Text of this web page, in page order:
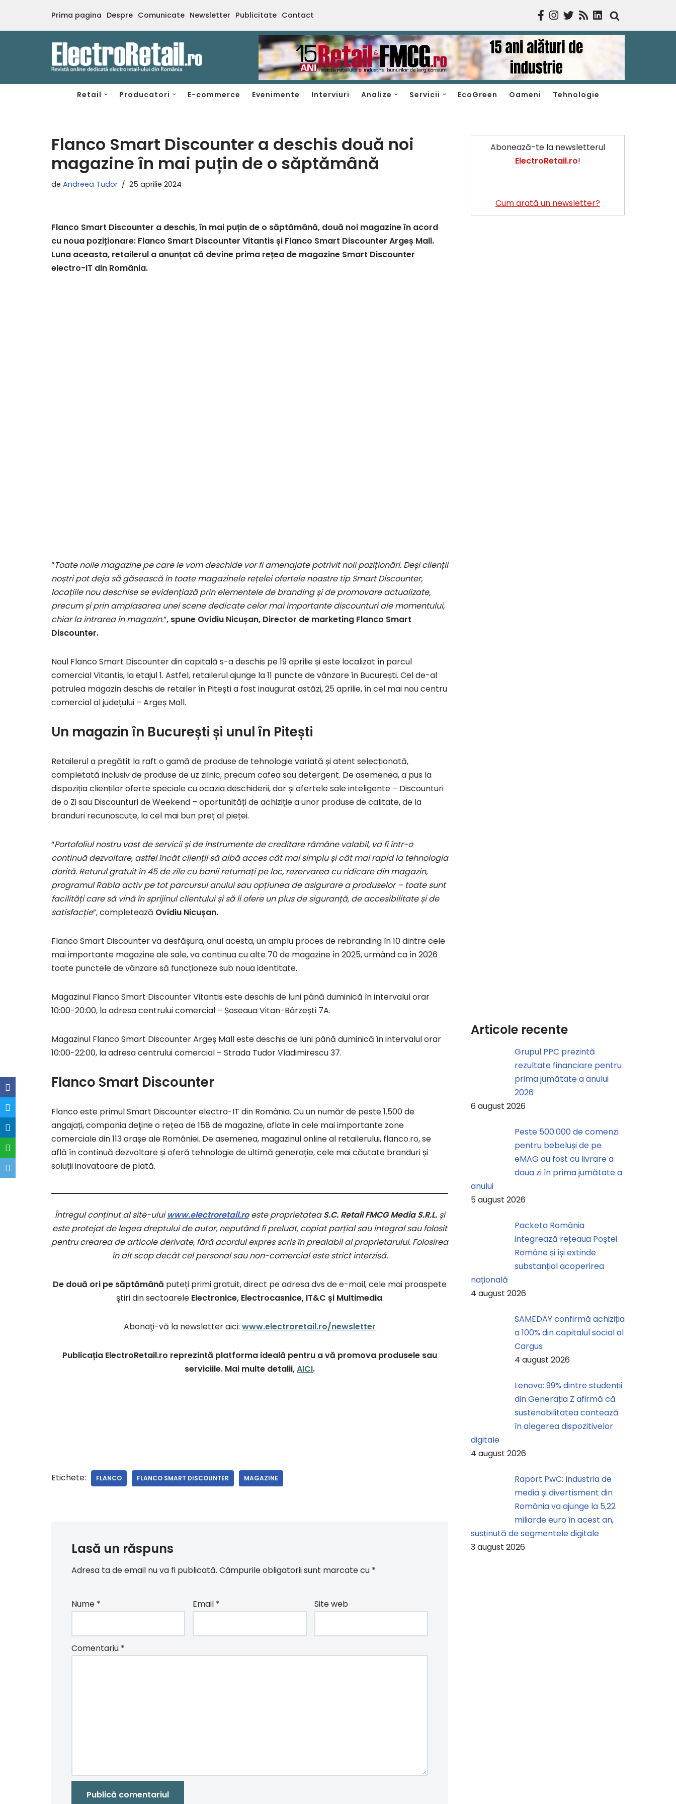
Sari
Prima pagina Despre Comunicate Newsletter Publicitate Contact
Retail Producatori E-commerce Evenimente Interviuri Analize Servicii EcoGreen Oameni Tehnologie
Flanco Smart Discounter a deschis două noi
magazine în mai puțin de o săptămână
de Andreea Tudor 25 aprilie 2024
Flanco Smart Discounter a deschis, în mai puțin de o săptămână, două noi magazine în acord
cu noua poziționare: Flanco Smart Discounter Vitantis și Flanco Smart Discounter Argeș Mall.
Luna aceasta, retailerul a anunțat că devine prima rețea de magazine Smart Discounter
electro-IT din România.
“Toate noile magazine pe care le vom deschide vor fi amenajate potrivit noii poziționări. Deși clienții
noștri pot deja să găsească în toate magazinele rețelei ofertele noastre tip Smart Discounter,
locațiile nou deschise se evidențiază prin elementele de branding și de promovare actualizate,
precum și prin amplasarea unei scene dedicate celor mai importante discounturi ale momentului,
chiar la intrarea în magazin.”, spune Ovidiu Nicușan, Director de marketing Flanco Smart
Discounter.
Noul Flanco Smart Discounter din capitală s-a deschis pe 19 aprilie și este localizat în parcul
comercial Vitantis, la etajul 1. Astfel, retailerul ajunge la 11 puncte de vânzare în București. Cel de-al
patrulea magazin deschis de retailer în Pitești a fost inaugurat astăzi, 25 aprilie, în cel mai nou centru
comercial al județului – Argeș Mall.
Un magazin în București și unul în Pitești
Retailerul a pregătit la raft o gamă de produse de tehnologie variată și atent selecționată,
completată inclusiv de produse de uz zilnic, precum cafea sau detergent. De asemenea, a pus la
dispoziția clienților oferte speciale cu ocazia deschiderii, dar și ofertele sale inteligente – Discounturi
de o Zi sau Discounturi de Weekend – oportunități de achiziție a unor produse de calitate, de la
branduri recunoscute, la cel mai bun preț al pieței.
“Portofoliul nostru vast de servicii și de instrumente de creditare rămâne valabil, va fi într-o
continuă dezvoltare, astfel încât clienții să aibă acces cât mai simplu și cât mai rapid la tehnologia
dorită. Returul gratuit în 45 de zile cu banii returnați pe loc, rezervarea cu ridicare din magazin,
programul Rabla activ pe tot parcursul anului sau opțiunea de asigurare a produselor – toate sunt
facilități care să vină în sprijinul clientului și să îi ofere un plus de siguranță, de accesibilitate și de
satisfacție”, completează Ovidiu Nicușan.
Flanco Smart Discounter va desfășura, anul acesta, un amplu proces de rebranding în 10 dintre cele
mai importante magazine ale sale, va continua cu alte 70 de magazine în 2025, urmând ca în 2026
toate punctele de vânzare să funcționeze sub noua identitate.
Magazinul Flanco Smart Discounter Vitantis este deschis de luni până duminică în intervalul orar
10:00-20:00, la adresa centrului comercial – Șoseaua Vitan-Bârzești 7A.
Magazinul Flanco Smart Discounter Argeș Mall este deschis de luni până duminică în intervalul orar
10:00-22:00, la adresa centrului comercial – Strada Tudor Vladimirescu 37.
Flanco Smart Discounter
Flanco este primul Smart Discounter electro-IT din România. Cu un număr de peste 1.500 de
angajați, compania deţine o rețea de 158 de magazine, aflate în cele mai importante zone
comerciale din 113 orașe ale României. De asemenea, magazinul online al retailerului, flanco.ro, se
află în continuă dezvoltare și oferă tehnologie de ultimă generație, cele mai căutate branduri și
soluții inovatoare de plată.
Întregul conținut al site-uluiwww.electroretail.roeste proprietateaS.C. Retail FMCG Media S.R.L. și
este protejat de legea dreptului de autor, neputând fi preluat, copiat parțial sau integral sau folosit
pentru crearea de articole derivate, fără acordul expres scris în prealabil al proprietarului. Folosirea
în alt scop decât cel personal sau non-comercial este strict interzisă.
De două ori pe săptămână puteți primi gratuit, direct pe adresa dvs de e-mail, cele mai proaspete
ştiri din sectoarele Electronice, Electrocasnice, IT&C și Multimedia.
Abonaţi-vă la newsletter aici: www.electroretail.ro/newsletter
Publicația ElectroRetail.ro reprezintă platforma ideală pentru a vă promova produsele sau
serviciile. Mai multe detalii,AICI.
Etichete: FLANCO FLANCO SMART DISCOUNTER MAGAZINE
Lasă un răspuns
Adresa ta de email nu va fi publicată. Câmpurile obligatorii sunt marcate cu *
Nume * Email * Site web
Comentariu *
Abonează-te la newsletterul
ElectroRetail.ro!
Cum arată un newsletter?
Articole recente
Grupul PPC prezintă
rezultate financiare pentru
prima jumătate a anului
2026
6 august 2026
Peste 500.000 de comenzi
pentru bebeluși de pe
eMAG au fost cu livrare a
doua zi în prima jumătate a
anului
5 august 2026
Packeta România
integrează rețeaua Poștei
Române și își extinde
substanțial acoperirea
națională
4 august 2026
SAMEDAY confirmă achiziția
a 100% din capitalul social al
Cargus
4 august 2026
Lenovo: 99% dintre studenții
din Generația Z afirmă că
sustenabilitatea contează
în alegerea dispozitivelor
digitale
4 august 2026
Raport PwC: Industria de
media și divertisment din
România va ajunge la 5,22
miliarde euro în acest an,
susținută de segmentele digitale
3 august 2026